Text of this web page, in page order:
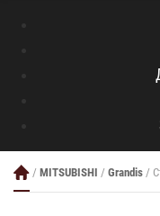
/ MITSUBISHI / Grandis /